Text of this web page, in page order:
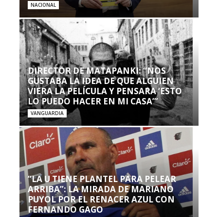
NACIONAL
DIRECTOR DE MATAPANKI: “NOS
GUSTABA LA IDEA DE QUE ALGUIEN
VIERA LA PELÍCULA Y PENSARA ‘ESTO
LO PUEDO HACER EN MI CASA’”
VANGUARDIA
“LA U TIENE PLANTEL PARA PELEAR
ARRIBA”: LA MIRADA DE MARIANO
PUYOL POR EL RENACER AZUL CON
FERNANDO GAGO